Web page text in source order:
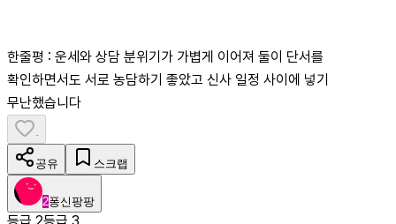
한줄평 : 운세와 상담 분위기가 가볍게 이어져 둘이 단서를
확인하면서도 서로 농담하기 좋았고 신사 일정 사이에 넣기
무난했습니다
-
공유 스크랩
2퐁신팡팡